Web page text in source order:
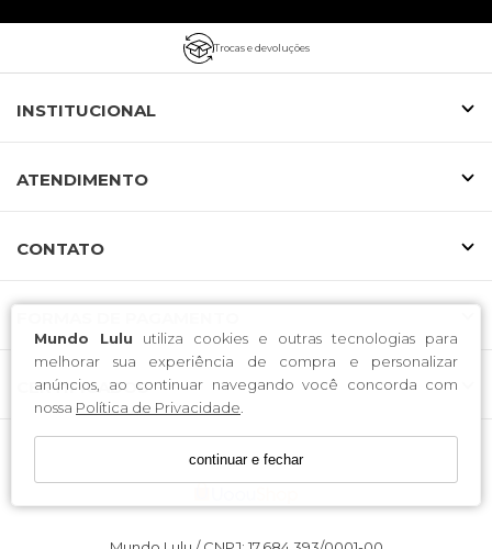
Mundo Lulu utiliza cookies e outras tecnologias para
melhorar sua experiência de compra e personalizar
anúncios, ao continuar navegando você concorda com
nossa Política de Privacidade.
continuar e fechar
Trocas e devoluções
INSTITUCIONAL
ATENDIMENTO
CONTATO
CERTIFICADOS